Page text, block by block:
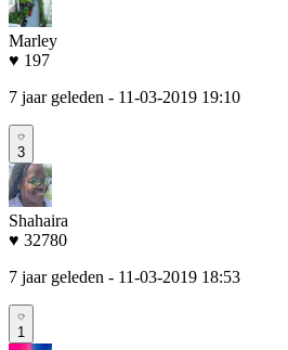
Marley
♥ 197
7 jaar geleden - 11-03-2019 19:10
3
Shahaira
♥ 32780
7 jaar geleden - 11-03-2019 18:53
1